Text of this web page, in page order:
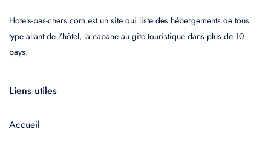
Hotels-pas-chers.com est un site qui liste des hébergements de tous
type allant de l'hôtel, la cabane au gîte touristique dans plus de 10
pays.
Liens utiles
Accueil